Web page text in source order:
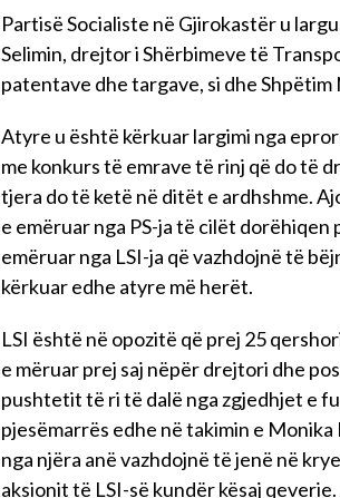
Partisë Socialiste në Gjirokastër u
Selimin, drejtor i Shërbimeve të
patentave dhe targave, si dhe
Atyre u është kërkuar largimi nga
me konkurs të emrave të rinj që do të
tjera do të ketë në ditët e ardhshme.
e emëruar nga PS-ja të cilët
emëruar nga LSI-ja që vazhdojnë të
kërkuar edhe atyre më herët.
LSI është në opozitë që prej 25
e mëruar prej saj nëpër drejtori dhe
pushtetit të ri të dalë nga zgjedhjet e
pjesëmarrës edhe në takimin e
nga njëra anë vazhdojnë të jenë në
aksionit të LSI-së kundër kësaj